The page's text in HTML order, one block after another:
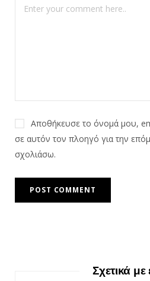
Αποθήκευσε το όνομά μου,
σε αυτόν τον πλοηγό για την
σχολιάσω.
Σχετικά με